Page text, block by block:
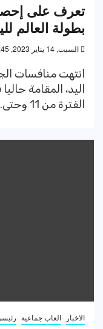
تعرف على
بطولة العالم
السبت, 14 يناير 2023, 12:45 م
انتهت منافسات
اليد، المقامة
الفترة من 11 وحتى...
الاخبار العاب جماعية